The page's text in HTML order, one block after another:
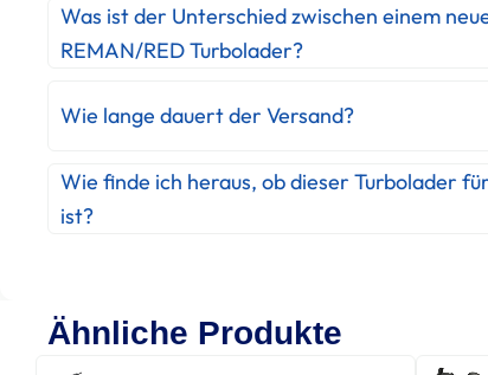
Was ist der Unterschied zwischen einem
REMAN/RED Turbolader?
Wie lange dauert der Versand?
Wie finde ich heraus, ob dieser Turbolader
ist?
Ähnliche Produkte